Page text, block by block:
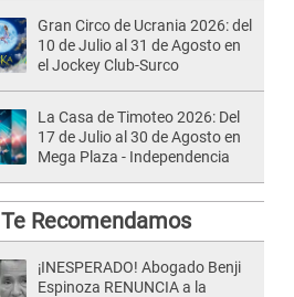
Gran Circo de Ucrania 2026: del
10 de Julio al 31 de Agosto en
el Jockey Club-Surco
La Casa de Timoteo 2026: Del
17 de Julio al 30 de Agosto en
Mega Plaza - Independencia
Te Recomendamos
¡INESPERADO! Abogado Benji
Espinoza RENUNCIA a la